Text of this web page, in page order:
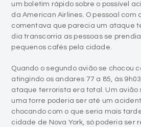
um boletim rápido sobre o possível
da American Airlines. O pessoal com
comentava que parecia um ataque
dia transcorria as pessoas se
pequenos cafés pela cidade.
Quando o segundo avião se chocou
atingindo os andares 77 a 85, às
ataque terrorista era total. Um avião
uma torre poderia ser até um
chocando com o que seria mais
cidade de Nova York, só poderia ser